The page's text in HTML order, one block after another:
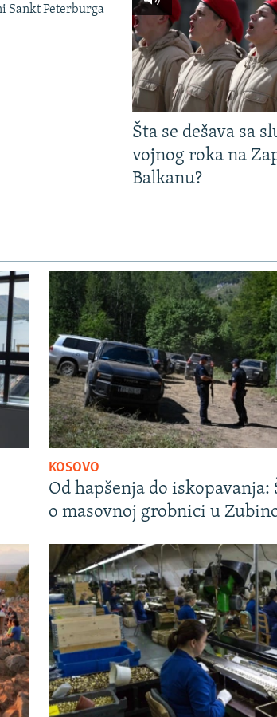
Sankt Peterburga
Šta se dešava sa
vojnog roka na
Balkanu?
KOSOVO
Od hapšenja do iskopavanja:
o masovnoj grobnici u